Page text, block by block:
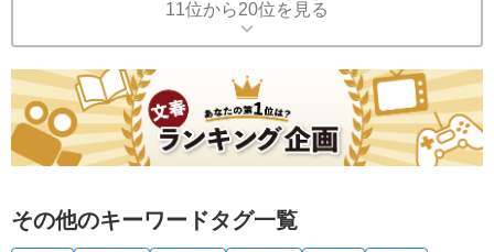
11位から20位を見る
その他のキーワードタグ一覧